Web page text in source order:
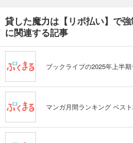
に関連する記事
ブックライブの2025年上半
マンガ月間ランキング ベスト